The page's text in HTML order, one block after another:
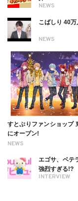
NEWS
NEWS
こばしり 40
NEWS
すとぷりファンショップ
にオープン!
INTERVIEW
エゴサ、ベテ
強烈すぎる!?